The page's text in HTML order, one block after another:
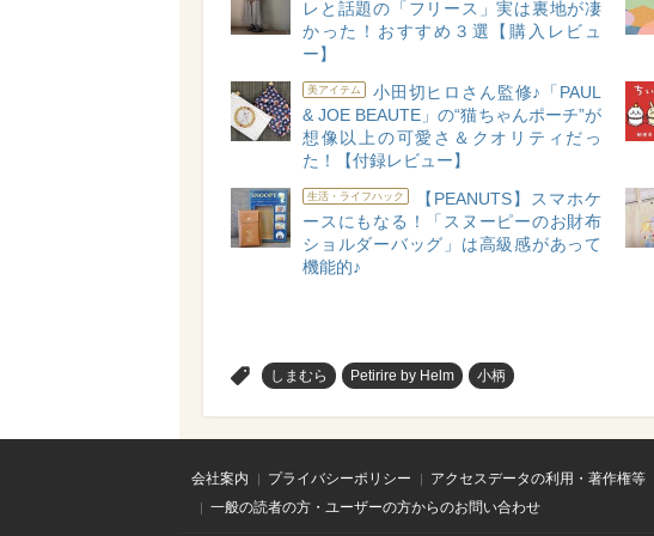
レと話題の「フリース」実は裏地が凄
かった！おすすめ３選【購入レビュ
ー】
美アイテム
小田切ヒロさん監修♪「PAUL
& JOE BEAUTE」の“猫ちゃんポーチ”が
想像以上の可愛さ＆クオリティだっ
た！【付録レビュー】
生活・ライフハック
【PEANUTS】スマホケ
ースにもなる！「スヌーピーのお財布
ショルダーバッグ」は高級感があって
機能的♪
しまむら Petirire by Helm 小柄
会社案内 プライバシーポリシー アクセスデータの利用・著作権等
一般の読者の方・ユーザーの方からのお問い合わせ